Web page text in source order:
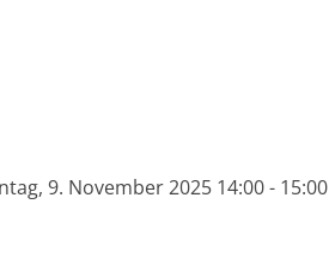
9. November 2025 14:00 - 15:00